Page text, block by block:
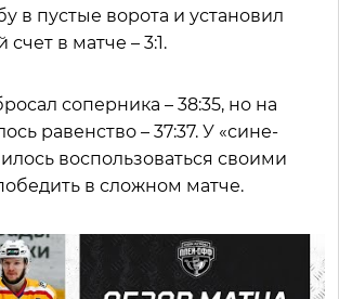
в пустые ворота и установил
счет в матче – 3:1.
соперника – 38:35, но на
равенство – 37:37. У «сине-
воспользоваться своими
в сложном матче.